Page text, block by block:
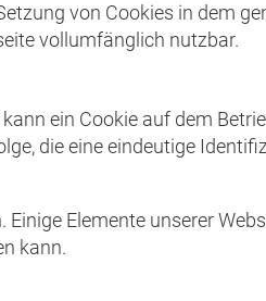
von Cookies in dem
vollumfänglich nutzbar.
ein Cookie auf dem
die eine eindeutige
Elemente unserer
kann.